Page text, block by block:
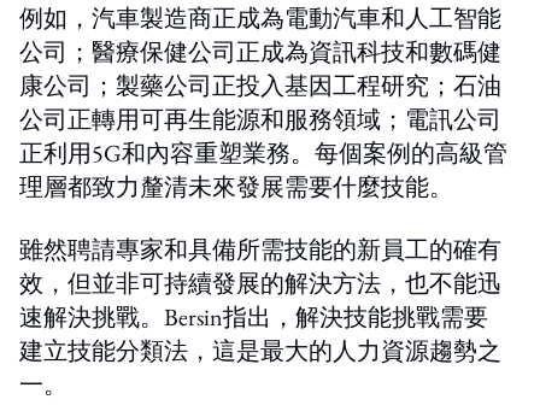
例如，汽車製造商正成為電動汽車和人工智能
公司；醫療保健公司正成為資訊科技和數碼健
康公司；製藥公司正投入基因工程研究；石油
公司正轉用可再生能源和服務領域；電訊公司
正利用5G和內容重塑業務。每個案例的高級管
理層都致力釐清未來發展需要什麼技能。
雖然聘請專家和具備所需技能的新員工的確有
效，但並非可持續發展的解決方法，也不能迅
速解決挑戰。Bersin指出，解決技能挑戰需要
建立技能分類法，這是最大的人力資源趨勢之
一。